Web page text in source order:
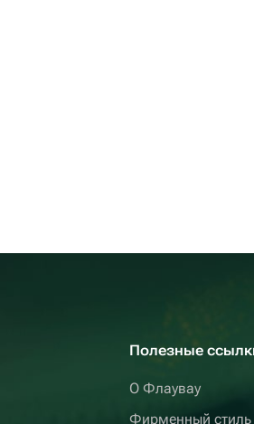
Полезные
О Флаувау
Фирменный стиль